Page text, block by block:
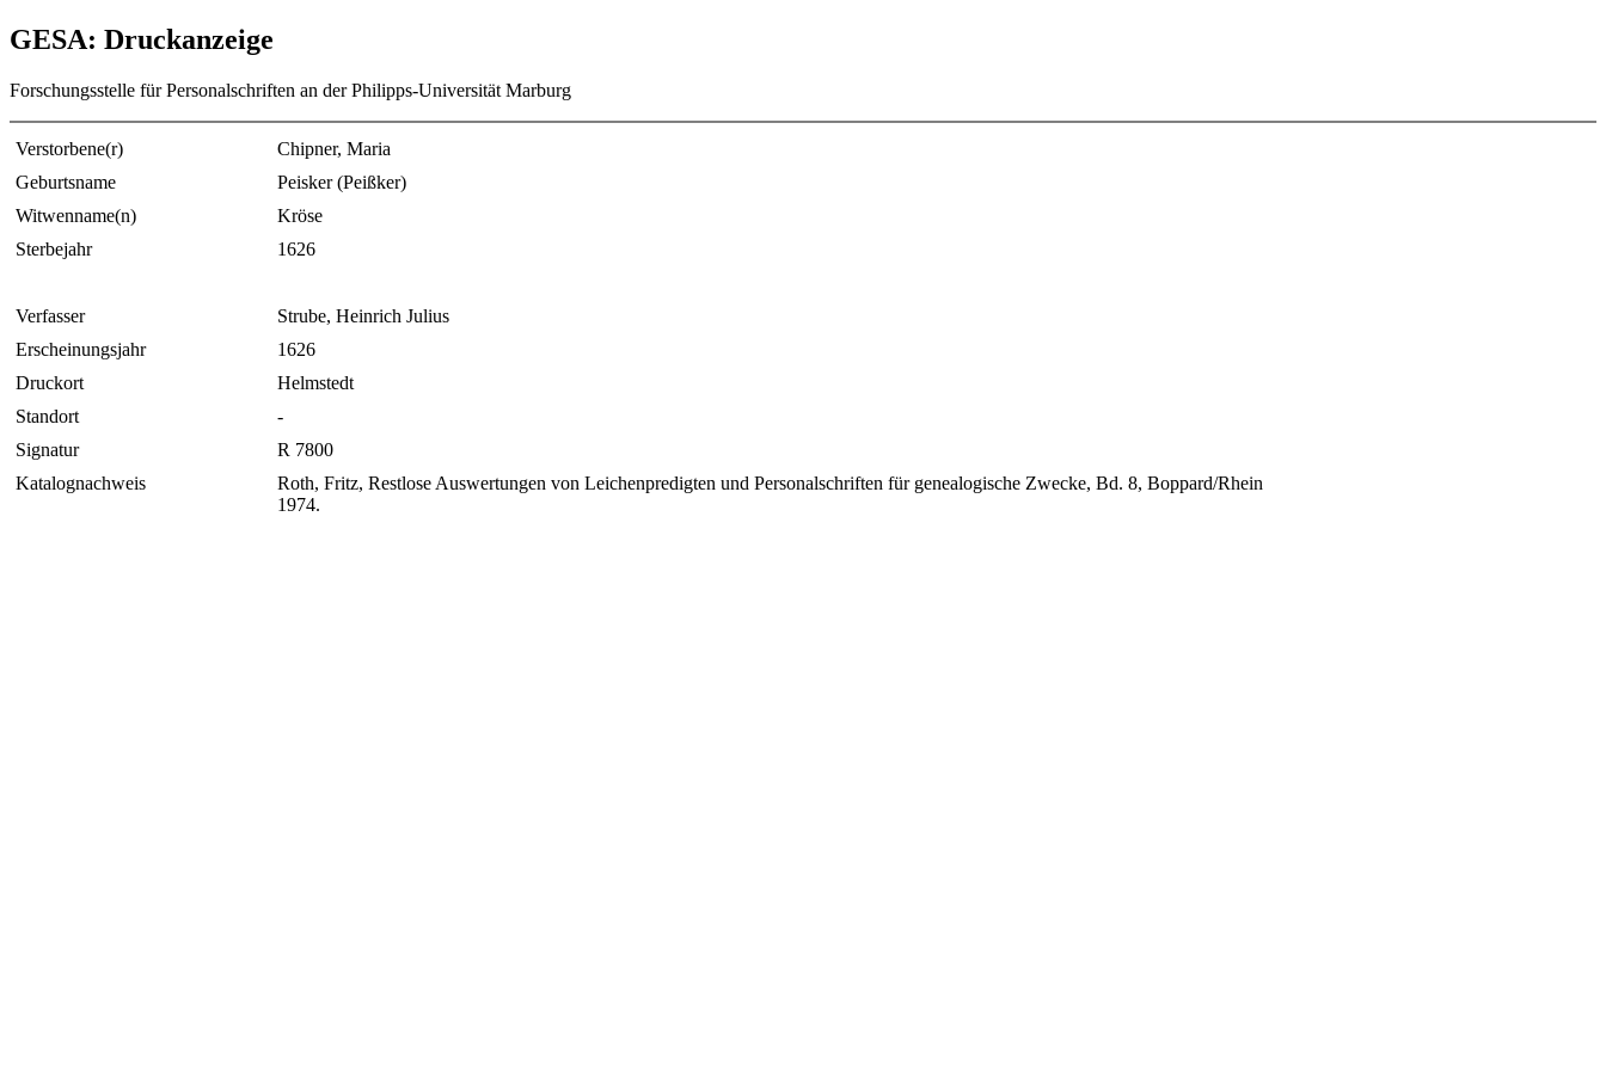
GESA: Druckanzeige
Forschungsstelle für Personalschriften an der Philipps-Universität Marburg
Verstorbene(r)
Chipner, Maria
Geburtsname
Peisker (Peißker)
Witwenname(n)
Kröse
Sterbejahr
1626
Verfasser
Strube, Heinrich Julius
Erscheinungsjahr
1626
Druckort
Helmstedt
Standort
-
Signatur
R 7800
Katalognachweis
Roth, Fritz, Restlose Auswertungen von Leichenpredigten und Personalschriften für genealogische Zwecke, Bd. 8, Boppard/Rhein
1974.